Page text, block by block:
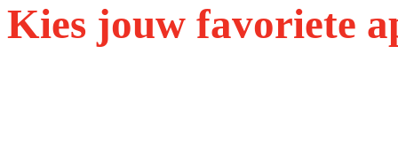
Kies jouw favoriete